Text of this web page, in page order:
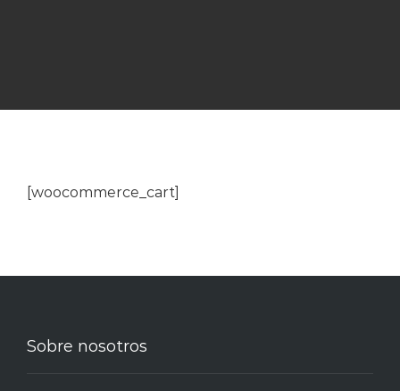
[woocommerce_cart]
Sobre nosotros